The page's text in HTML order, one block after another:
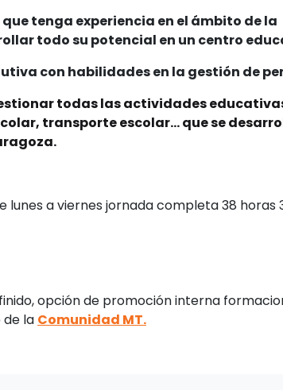
tenga experiencia en el ámbito de la
todo su potencial en un centro
con habilidades en la gestión de
todas las actividades
transporte escolar... que se
lunes a viernes jornada completa 38 horas
opción de promoción interna
la Comunidad MT.